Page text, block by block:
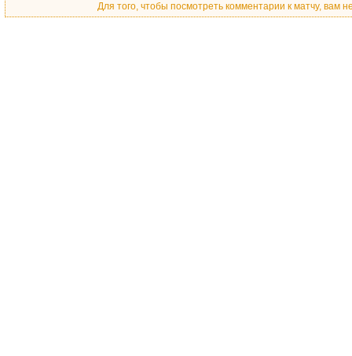
Для того, чтобы посмотреть комментарии к матчу, вам